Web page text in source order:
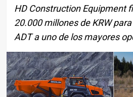
HD Construction Equipment
20.000 millones de KRW
ADT a uno de los mayores